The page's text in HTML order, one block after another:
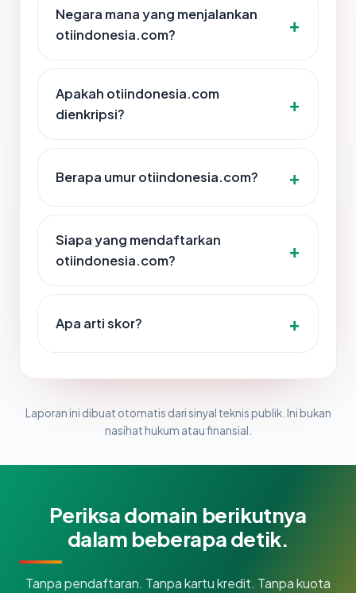
Negara mana yang menjalankan
otiindonesia.com?
Apakah otiindonesia.com
dienkripsi?
Berapa umur otiindonesia.com?
Siapa yang mendaftarkan
otiindonesia.com?
Apa arti skor?
Laporan ini dibuat otomatis dari sinyal teknis publik. Ini bukan
nasihat hukum atau finansial.
Periksa domain berikutnya
dalam beberapa detik.
Tanpa pendaftaran. Tanpa kartu kredit. Tanpa kuota